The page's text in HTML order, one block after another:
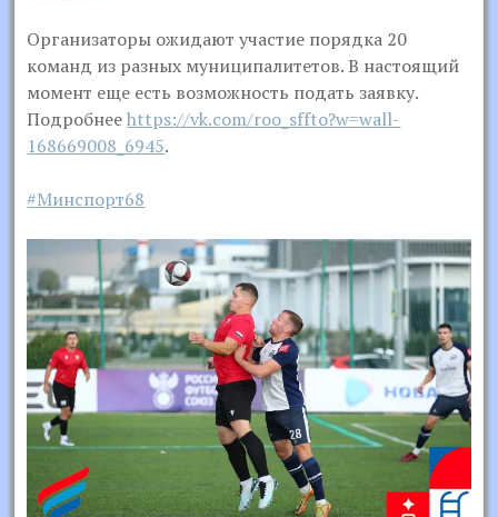
Организаторы ожидают участие порядка 20
команд из разных муниципалитетов. В настоящий
момент еще есть возможность подать заявку.
Подробнееhttps://vk.com/roo_sffto?w=wall-
168669008_6945.
#Минспорт68